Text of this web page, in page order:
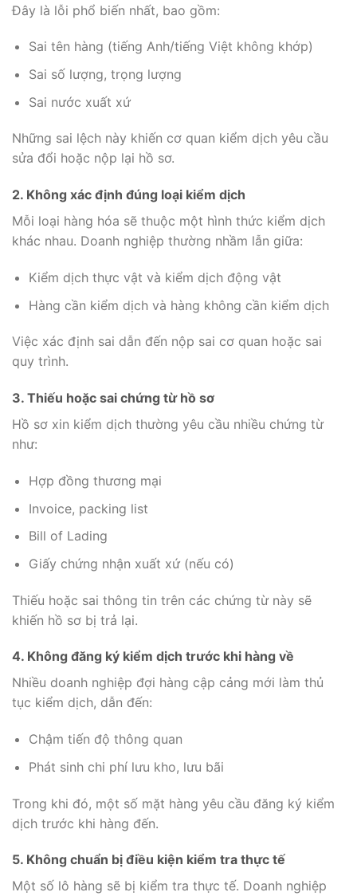
Đây là lỗi phổ biến nhất, bao gồm:
Sai tên hàng (tiếng Anh/tiếng Việt không khớp)
Sai số lượng, trọng lượng
Sai nước xuất xứ
Những sai lệch này khiến cơ quan kiểm dịch yêu cầu
sửa đổi hoặc nộp lại hồ sơ.
2. Không xác định đúng loại kiểm dịch
Mỗi loại hàng hóa sẽ thuộc một hình thức kiểm dịch
khác nhau. Doanh nghiệp thường nhầm lẫn giữa:
Kiểm dịch thực vật và kiểm dịch động vật
Hàng cần kiểm dịch và hàng không cần kiểm dịch
Việc xác định sai dẫn đến nộp sai cơ quan hoặc sai
quy trình.
3. Thiếu hoặc sai chứng từ hồ sơ
Hồ sơ xin kiểm dịch thường yêu cầu nhiều chứng từ
như:
Hợp đồng thương mại
Invoice, packing list
Bill of Lading
Giấy chứng nhận xuất xứ (nếu có)
Thiếu hoặc sai thông tin trên các chứng từ này sẽ
khiến hồ sơ bị trả lại.
4. Không đăng ký kiểm dịch trước khi hàng về
Nhiều doanh nghiệp đợi hàng cập cảng mới làm thủ
tục kiểm dịch, dẫn đến:
Chậm tiến độ thông quan
Phát sinh chi phí lưu kho, lưu bãi
Trong khi đó, một số mặt hàng yêu cầu đăng ký kiểm
dịch trước khi hàng đến.
5. Không chuẩn bị điều kiện kiểm tra thực tế
Một số lô hàng sẽ bị kiểm tra thực tế. Doanh nghiệp